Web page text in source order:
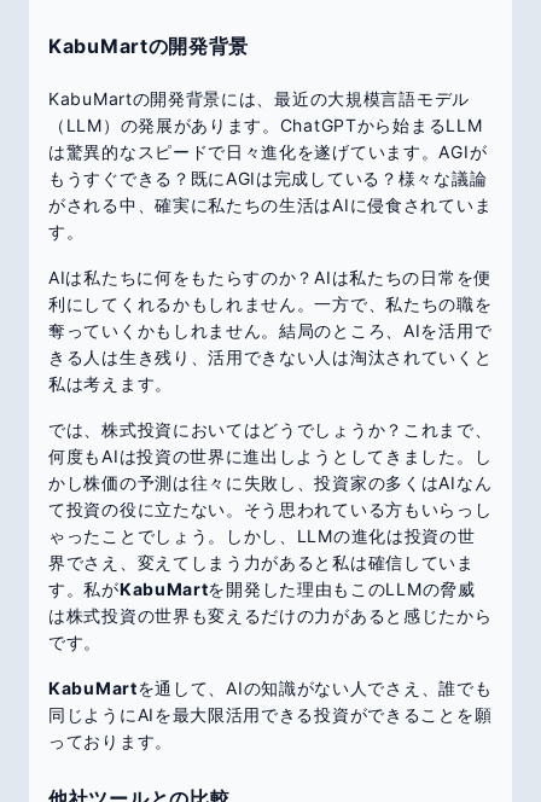
KabuMartの開発背景
KabuMartの開発背景には、最近の大規模言語モデル
（LLM）の発展があります。ChatGPTから始まるLLM
は驚異的なスピードで日々進化を遂げています。AGIが
もうすぐできる？既にAGIは完成している？様々な議論
がされる中、確実に私たちの生活はAIに侵食されていま
す。
AIは私たちに何をもたらすのか？AIは私たちの日常を便
利にしてくれるかもしれません。一方で、私たちの職を
奪っていくかもしれません。結局のところ、AIを活用で
きる人は生き残り、活用できない人は淘汰されていくと
私は考えます。
では、株式投資においてはどうでしょうか？これまで、
何度もAIは投資の世界に進出しようとしてきました。し
かし株価の予測は往々に失敗し、投資家の多くはAIなん
て投資の役に立たない。そう思われている方もいらっし
ゃったことでしょう。しかし、LLMの進化は投資の世
界でさえ、変えてしまう力があると私は確信していま
す。私がKabuMartを開発した理由もこのLLMの脅威
は株式投資の世界も変えるだけの力があると感じたから
です。
KabuMartを通して、AIの知識がない人でさえ、誰でも
同じようにAIを最大限活用できる投資ができることを願
っております。